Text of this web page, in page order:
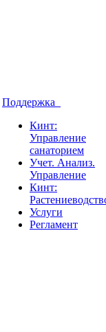
Поддержка
Кинт:
Управление
санаторием
Учет. Анализ.
Управление
Кинт:
Услуги
Регламент